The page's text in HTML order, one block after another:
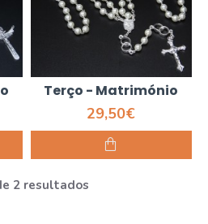
Terço - Matrimónio
29,50€
2 resultados